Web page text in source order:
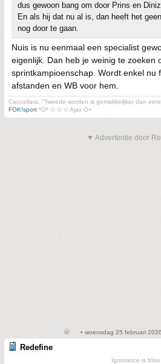
dus gewoon bang om door Prins en
En als hij dat nu al is, dan heeft het
nog door te gaan.
Nuis is nu eenmaal een specialist
eigenlijk. Dan heb je weinig te zoeken
sprintkampioenschap. Wordt enkel nu
afstanden en WB voor hem.
Cancellara; "Tweede worden is gemakkelijker dan
FOK!sport *O* ✩ ✩ ✩ Ajax O+
▼ Advertentie door
• woensdag 25 februari
Redefine
Ignorance is bliss